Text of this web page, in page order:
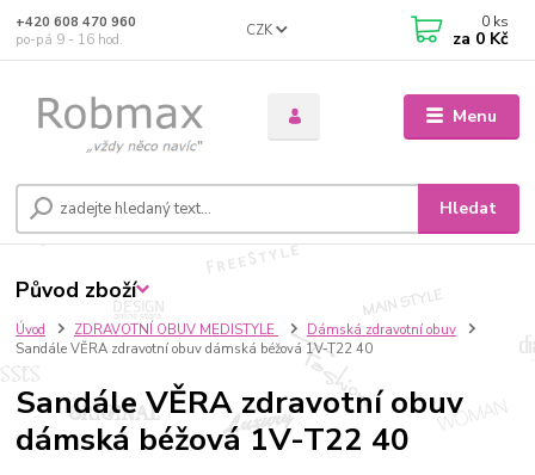
Menu
CZK
Hledat
+420 608 470 960
po-pá 9 - 16 hod.
0 ks
za 0 Kč
Úvod ZDRAVOTNÍ OBUV MEDISTYLE
Dámská zdravotní obuv
Sandále VĚRA zdravotní obuv dámská béžová 1V-T22 40
Sandále VĚRA zdravotní obuv
dámská béžová 1V-T22 40
Původ zboží